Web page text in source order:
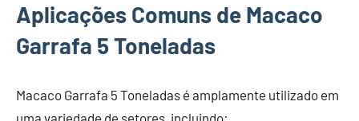
Aplicações Comuns de Macaco
Garrafa 5 Toneladas
Macaco Garrafa 5 Toneladas é amplamente utilizado em